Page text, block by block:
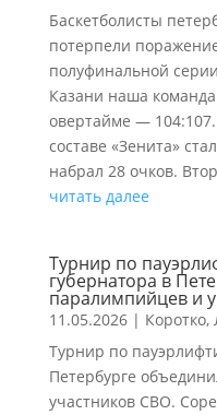
Баскетболисты
потерпели
полуфинальной
Казани наша
овертайме —
составе «Зенита»
набрал 28 очков.
читать далее
Турнир по
губернатора в
паралимпийцев и
11.05.2026| Коротко,
Турнир по
Петербурге
участников СВО.